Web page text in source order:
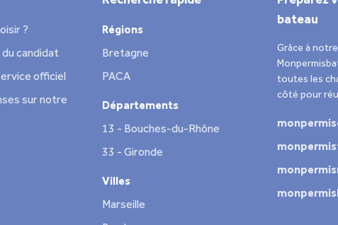
?
candidat
officiel
sur notre
Régions
Bretagne
PACA
Départements
13 - Bouches-du-Rhône
33 - Gironde
Villes
Marseille
bateau
Grâce à
toutes les
côté pour